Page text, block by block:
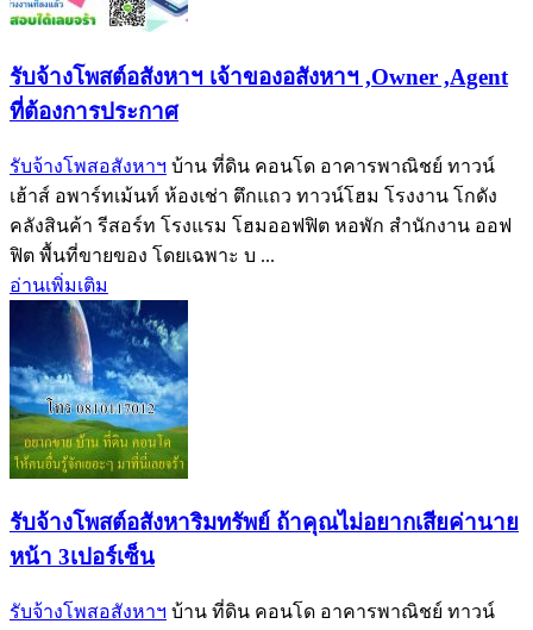
รับจ้างโพสต์อสังหาฯ เจ้าของอสังหาฯ ,Owner ,Agent
ที่ต้องการประกาศ
รับจ้างโพสอสังหาฯ บ้าน ที่ดิน คอนโด อาคารพาณิชย์ ทาวน์
เฮ้าส์ อพาร์ทเม้นท์ ห้องเช่า ตึกแถว ทาวน์โฮม โรงงาน โกดัง
คลังสินค้า รีสอร์ท โรงแรม โฮมออฟฟิต หอพัก สำนักงาน ออฟ
ฟิต พื้นที่ขายของ โดยเฉพาะ บ ...
อ่านเพิ่มเติม
รับจ้างโพสต์อสังหาริมทรัพย์ ถ้าคุณไม่อยากเสียค่านาย
หน้า 3เปอร์เซ็น
รับจ้างโพสอสังหาฯ บ้าน ที่ดิน คอนโด อาคารพาณิชย์ ทาวน์